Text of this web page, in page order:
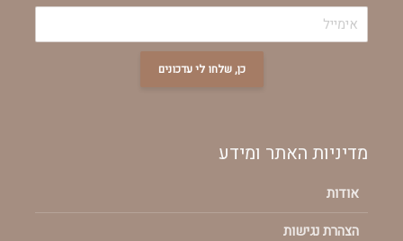
כן, שלחו לי עדכונים
מדיניות האתר ומידע
אודות
הצהרת נגישות